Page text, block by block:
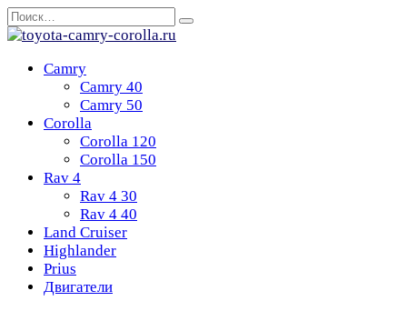
Перейти
к
Search
for:
Camry
Camry 40
Camry 50
Corolla
Corolla 120
Corolla 150
Rav 4
Rav 4 30
Rav 4 40
Land Cruiser
Highlander
Prius
Двигатели